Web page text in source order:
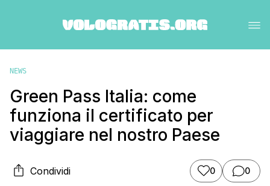
NEWS
Green Pass Italia: come
funziona il certificato per
viaggiare nel nostro Paese
Condividi 0 0